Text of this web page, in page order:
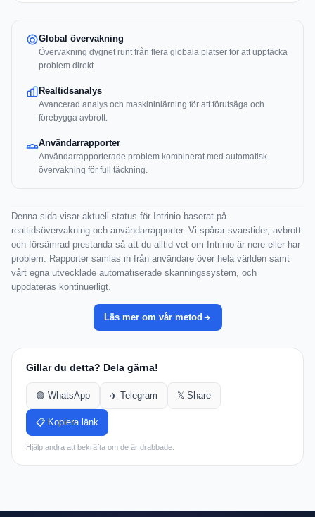
Global övervakning
Övervakning dygnet runt från flera globala platser för att upptäcka
problem direkt.
Realtidsanalys
Avancerad analys och maskininlärning för att förutsäga och
förebygga avbrott.
Användarrapporter
Användarrapporterade problem kombinerat med automatisk
övervakning för full täckning.
Denna sida visar aktuell status för Intrinio baserat på
realtidsövervakning och användarrapporter. Vi spårar svarstider, avbrott
och försämrad prestanda så att du alltid vet om Intrinio är nere eller har
problem. Rapporter samlas in från användare över hela världen samt
vårt egna utvecklade automatiserade skanningssystem, och
uppdateras kontinuerligt.
Läs mer om vår metod
Gillar du detta? Dela gärna!
🟢 WhatsApp ✈️ Telegram 𝕏 Share
📋 Kopiera länk
Hjälp andra att bekräfta om de är drabbade.